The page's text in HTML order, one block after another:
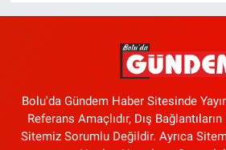
Bolu'da Gündem Haber Sitesinde
Referans Amaçlıdır, Dış
Sitemiz Sorumlu Değildir. Ayrıca